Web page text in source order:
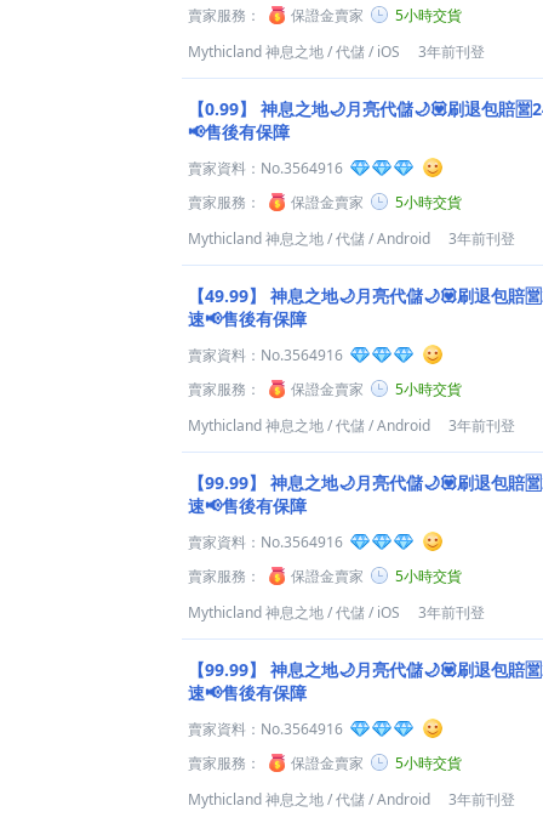
賣家服務：
保證金賣家
5小時交貨
Mythicland 神息之地/代儲/ iOS 3年前刊登
【0.99】
神息之地🌙月亮代儲🌙💟刷退包賠
📢售後有保障
賣家資料： No.3564916
賣家服務：
保證金賣家
5小時交貨
Mythicland 神息之地/代儲/Android 3年前刊登
【49.99】
神息之地🌙月亮代儲🌙💟刷退包賠
速📢售後有保障
賣家資料： No.3564916
賣家服務：
保證金賣家
5小時交貨
Mythicland 神息之地/代儲/Android 3年前刊登
【99.99】
神息之地🌙月亮代儲🌙💟刷退包賠
速📢售後有保障
賣家資料： No.3564916
賣家服務：
保證金賣家
5小時交貨
Mythicland 神息之地/代儲/ iOS 3年前刊登
【99.99】
神息之地🌙月亮代儲🌙💟刷退包賠
速📢售後有保障
賣家資料： No.3564916
賣家服務：
保證金賣家
5小時交貨
Mythicland 神息之地/代儲/Android 3年前刊登